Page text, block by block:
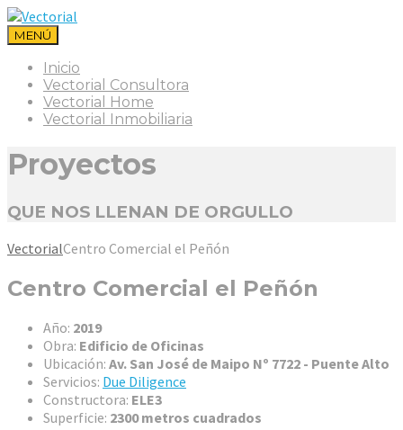
MENÚ
Inicio
Vectorial Consultora
Vectorial Home
Vectorial Inmobiliaria
Proyectos
QUE NOS LLENAN DE ORGULLO
VectorialCentro Comercial el Peñón
Centro Comercial el Peñón
Año: 2019
Obra: Edificio de Oficinas
Ubicación: Av. San José de Maipo Nº 7722 - Puente Alto
Servicios: Due Diligence
Constructora: ELE3
Superficie: 2300 metros cuadrados